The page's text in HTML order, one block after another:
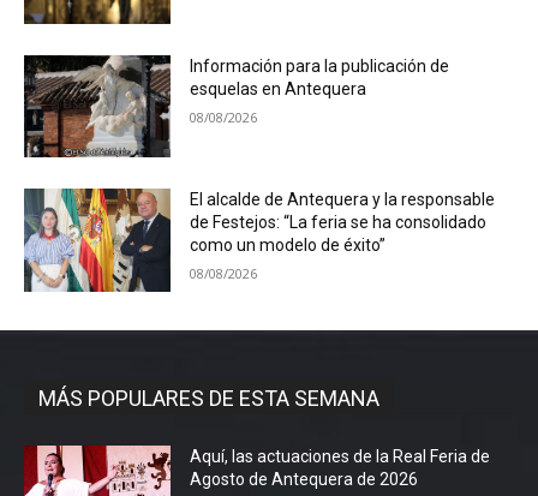
Información para la publicación de
esquelas en Antequera
08/08/2026
El alcalde de Antequera y la responsable
de Festejos: “La feria se ha consolidado
como un modelo de éxito”
08/08/2026
MÁS POPULARES DE ESTA SEMANA
Aquí, las actuaciones de la Real Feria de
Agosto de Antequera de 2026